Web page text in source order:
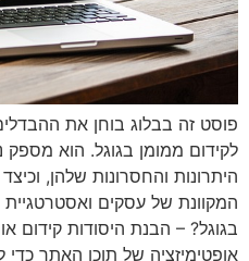
פוסט זה בבלוג בוחן את
לקידום ממומן בגוגל. הוא
היתרונות והחסרונות שלהן,
בגוגל? – הבנת היסודות קידום
אופטימיזציה של תוכן האתר